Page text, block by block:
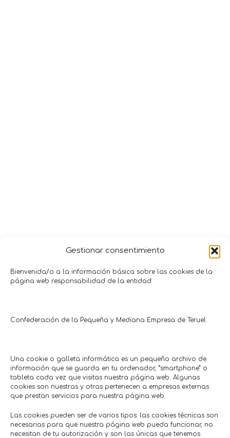
Gestionar consentimiento
Bienvenida/o a la información básica sobre las cookies de la
página web responsabilidad de la entidad:
Confederación de la Pequeña y Mediana Empresa de Teruel
Una cookie o galleta informática es un pequeño archivo de
información que se guarda en tu ordenador, “smartphone” o
tableta cada vez que visitas nuestra página web. Algunas
cookies son nuestras y otras pertenecen a empresas externas
que prestan servicios para nuestra página web.
Las cookies pueden ser de varios tipos: las cookies técnicas son
necesarias para que nuestra página web pueda funcionar, no
necesitan de tu autorización y son las únicas que tenemos
CON CUPÓN CON CUPÓN